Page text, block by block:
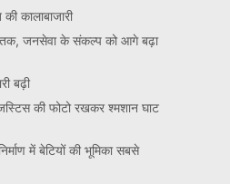
कालाबाजारी
तक, जनसेवा के संकल्प को आगे बढ़ा
बढ़ी
की फोटो रखकर श्मशान घाट
में बेटियों की भूमिका सबसे